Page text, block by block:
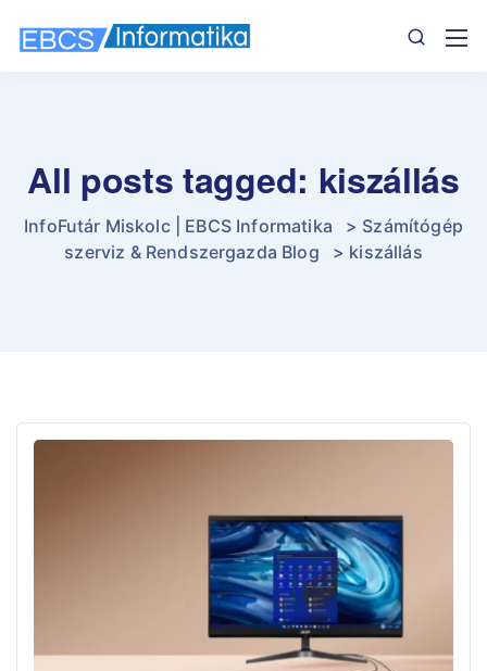
All posts tagged: kiszállás
InfoFutár Miskolc | EBCS Informatika > Számítógép
szerviz & Rendszergazda Blog
> kiszállás